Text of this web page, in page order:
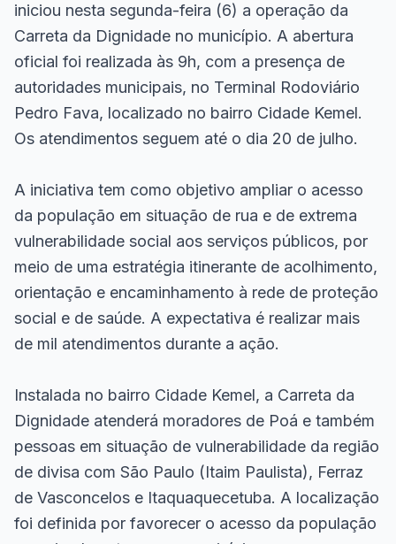
iniciou nesta segunda-feira (6) a operação da
Carreta da Dignidade no município. A abertura
oficial foi realizada às 9h, com a presença de
autoridades municipais, no Terminal Rodoviário
Pedro Fava, localizado no bairro Cidade Kemel.
Os atendimentos seguem até o dia 20 de julho.
A iniciativa tem como objetivo ampliar o acesso
da população em situação de rua e de extrema
vulnerabilidade social aos serviços públicos, por
meio de uma estratégia itinerante de acolhimento,
orientação e encaminhamento à rede de proteção
social e de saúde. A expectativa é realizar mais
de mil atendimentos durante a ação.
Instalada no bairro Cidade Kemel, a Carreta da
Dignidade atenderá moradores de Poá e também
pessoas em situação de vulnerabilidade da região
de divisa com São Paulo (Itaim Paulista), Ferraz
de Vasconcelos e Itaquaquecetuba. A localização
foi definida por favorecer o acesso da população